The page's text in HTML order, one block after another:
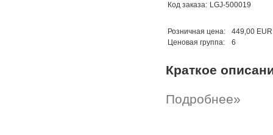
Код заказа: LGJ-500019
Розничная цена:
449,00 EUR
Ценовая группа:
6
Краткое
Подробнее»